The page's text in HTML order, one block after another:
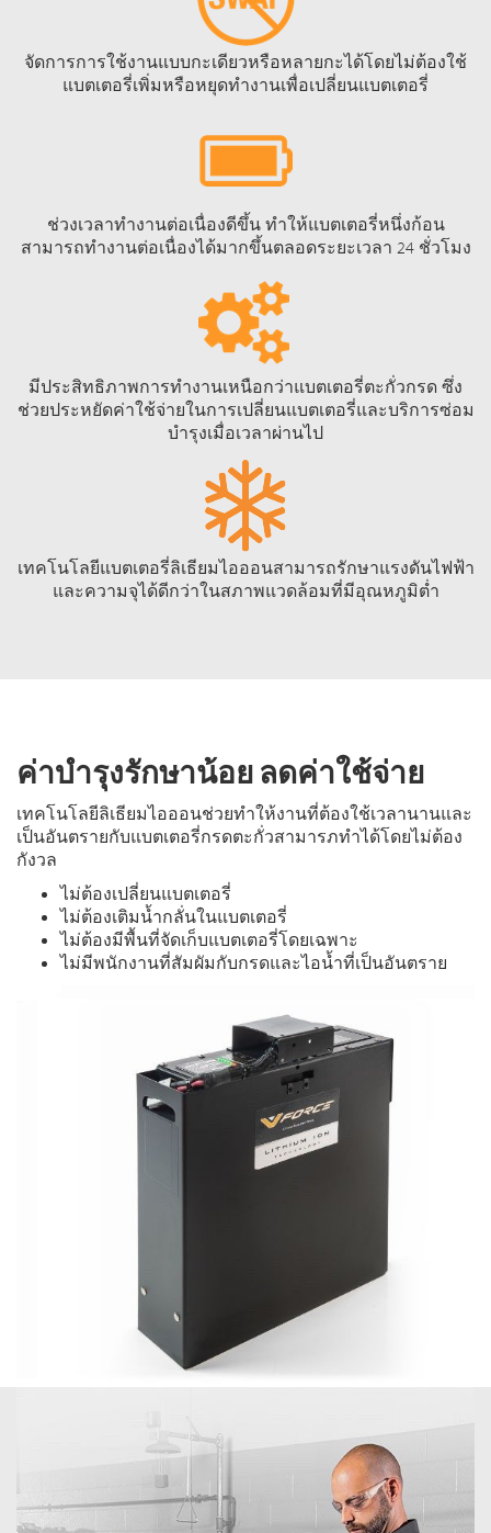
จัดการการใช้งานแบบกะเดียวหรือหลายกะได้โดยไม่ต้องใช้
แบตเตอรี่เพิ่มหรือหยุดทำงานเพื่อเปลี่ยนแบตเตอรี่
ช่วงเวลาทำงานต่อเนื่องดีขึ้น ทำให้แบตเตอรี่หนึ่งก้อน
สามารถทำงานต่อเนื่องได้มากขึ้นตลอดระยะเวลา 24 ชั่วโมง
มีประสิทธิภาพการทำงานเหนือกว่าแบตเตอรี่ตะกั่วกรด ซึ่ง
ช่วยประหยัดค่าใช้จ่ายในการเปลี่ยนแบตเตอรี่และบริการซ่อม
บำรุงเมื่อเวลาผ่านไป
เทคโนโลยีแบตเตอรี่ลิเธียมไอออนสามารถรักษาแรงดันไฟฟ้า
และความจุได้ดีกว่าในสภาพแวดล้อมที่มีอุณหภูมิต่ำ
ค่าบำรุงรักษาน้อย ลดค่าใช้จ่าย
เทคโนโลยีลิเธียมไอออนช่วยทำให้งานที่ต้องใช้เวลานานและ
เป็นอันตรายกับแบตเตอรี่กรดตะกั่วสามารภทำได้โดยไม่ต้อง
กังวล
ไม่ต้องเปลี่ยนแบตเตอรี่
ไม่ต้องเติมน้ำกลั่นในแบตเตอรี่
ไม่ต้องมีพื้นที่จัดเก็บแบตเตอรี่โดยเฉพาะ
ไม่มีพนักงานที่สัมผัมกับกรดและไอน้ำที่เป็นอันตราย